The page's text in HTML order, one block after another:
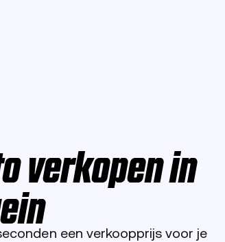
verkopen in
een verkoopprijs voor je